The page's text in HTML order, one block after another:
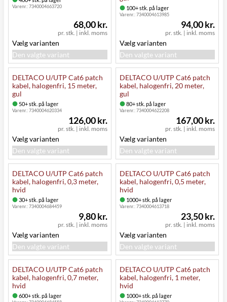
Varenr.:7340004663720
pr. stk. | inkl. moms
68,00 kr.
Vælg varianten
Den valgte variant
100+ stk. på lager
Varenr.:7340004613985
pr. stk. | inkl. moms
94,00 kr.
Vælg varianten
Den valgte variant
DELTACO U/UTP Cat6 patch
kabel, halogenfri, 15 meter,
gul
50+ stk. på lager
Varenr.:7340004620334
pr. stk. | inkl. moms
126,00 kr.
Vælg varianten
Den valgte variant
DELTACO U/UTP Cat6 patch
kabel, halogenfri, 20 meter,
gul
80+ stk. på lager
Varenr.:7340004622208
pr. stk. | inkl. moms
167,00 kr.
Vælg varianten
Den valgte variant
DELTACO U/UTP Cat6 patch
kabel, halogenfri, 0,3 meter,
hvid
30+ stk. på lager
Varenr.:7340004684459
pr. stk. | inkl. moms
9,80 kr.
Vælg varianten
Den valgte variant
DELTACO U/UTP Cat6 patch
kabel, halogenfri, 0,5 meter,
hvid
1000+ stk. på lager
Varenr.:7340004613718
pr. stk. | inkl. moms
23,50 kr.
Vælg varianten
Den valgte variant
DELTACO U/UTP Cat6 patch
kabel, halogenfri, 0,7 meter,
hvid
600+ stk. på lager
DELTACO U/UTP Cat6 patch
kabel, halogenfri, 1 meter,
hvid
1000+ stk. på lager